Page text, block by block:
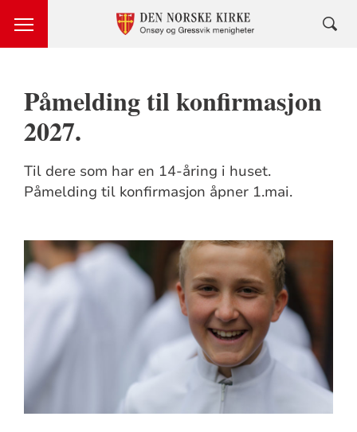
Påmelding til konfirmasjon
2027.
Til dere som har en 14-åring i huset.
Påmelding til konfirmasjon åpner 1.mai.